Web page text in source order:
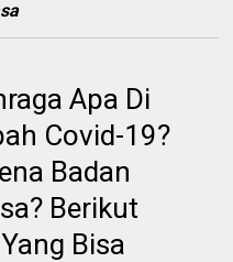
Apa Di
Covid-19?
Badan
Berikut
Bisa